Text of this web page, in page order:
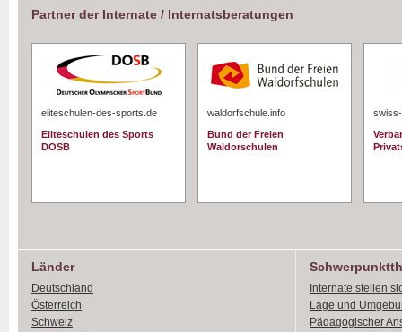
Partner der Internate / Internatsberatungen
eliteschulen-des-sports.de
Eliteschulen des Sports
DOSB
waldorfschule.info
Bund der Freien
Waldorschulen
Länder
Deutschland
Österreich
Schweiz
Internate stellen
Lage und
Pädagogischer